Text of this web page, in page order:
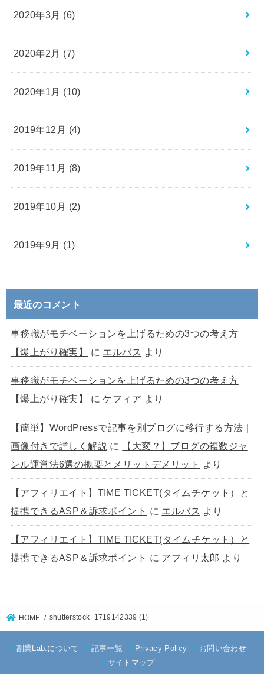
2020年3月 (6)
2020年2月 (7)
2020年1月 (10)
2019年12月 (4)
2019年11月 (8)
2019年10月 (2)
2019年9月 (1)
最近のコメント
事務職がモチベーションを上げるための3つの考え方
【爆上がり確実】
に エルバス より
事務職がモチベーションを上げるための3つの考え方
【爆上がり確実】
にケフィア より
【簡単】WordPressで記事を別ブログに移行する方法｜
画像付きで詳しく解説 に
【大変？】ブログの複数ジャ
ンル運営法6選の概要とメリットデメリット
より
【アフィリエイト】TIME TICKET(タイムチケット）と
提携できるASP＆訴求ポイント に エルバス より
【アフィリエイト】TIME TICKET(タイムチケット）と
提携できるASP＆訴求ポイント に アフィリ太郎 より
HOME shutterstock_1719142339 (1)
副業Lab.について 記事一覧 Privacy Policy
お問い合わせ
サイトマップ